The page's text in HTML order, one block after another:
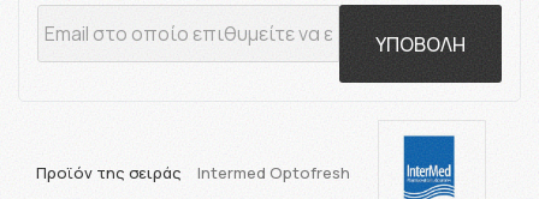
ΥΠΟΒΟΛΗ
Προϊόν της σειράς Intermed Optofresh